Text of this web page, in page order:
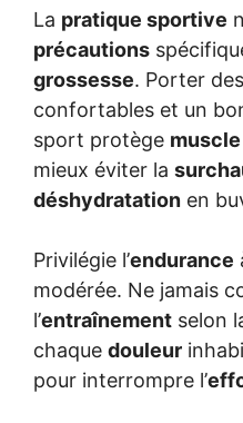
La pratique sportive
précautions
grossesse. Porter
confortables et un
sport protège muscle
mieux éviter la
déshydratation en
Privilégie l’endurance
modérée. Ne jamais
l’entraînement selon
chaque douleur
pour interrompre l’